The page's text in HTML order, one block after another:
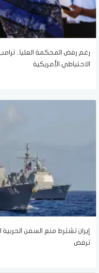
رغم رفض المحكمة العليا..
الاحتياطي الأمريكية
إيران تشترط منع السفن
ترفض